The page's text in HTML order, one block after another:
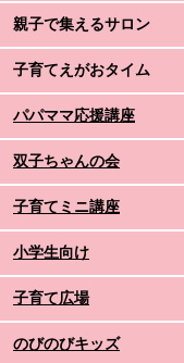
親子で集えるサロン
子育てえがおタイム
パパママ応援講座
双子ちゃんの会
子育てミニ講座
小学生向け
子育て広場
のびのびキッズ